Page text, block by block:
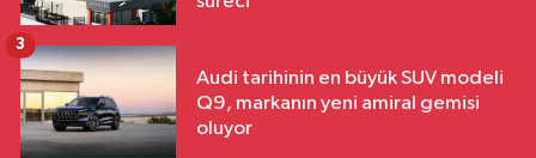
Audi tarihinin en büyük SUV modeli
Q9, markanın yeni amiral gemisi
oluyor
3